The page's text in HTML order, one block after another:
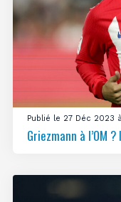
Publié le 27 Déc 2023
Griezmann à l’OM